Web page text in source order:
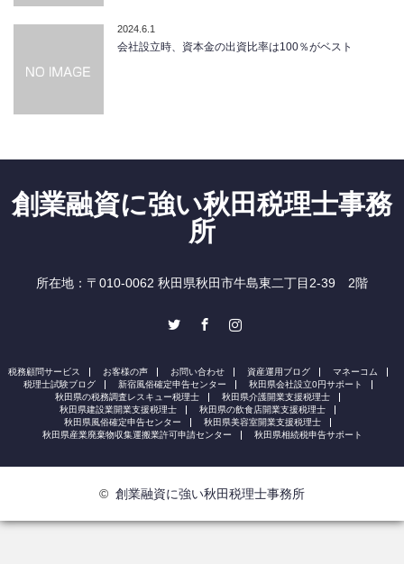
2024.6.1
会社設立時、資本金の出資比率は100％がベスト
創業融資に強い秋田税理士事務
所
所在地：〒010-0062 秋田県秋田市牛島東二丁目2-39 2階
税務顧問サービス お客様の声 お問い合わせ 資産運用ブログ
マネーコム
税理士試験ブログ
新宿風俗確定申告センター
秋田県会社設立0円サポート
秋田県の税務調査レスキュー税理士
秋田県介護開業支援税理士
秋田県建設業開業支援税理士
秋田県の飲食店開業支援税理士
秋田県風俗確定申告センター
秋田県美容室開業支援税理士
秋田県産業廃棄物収集運搬業許可申請センター
秋田県相続税申告サポート
© 創業融資に強い秋田税理士事務所